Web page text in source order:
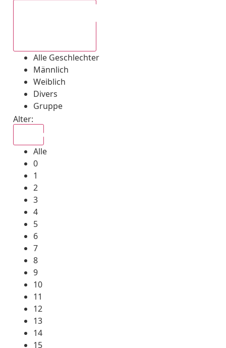
Alle Geschlechter
Männlich
Weiblich
Divers
Gruppe
Alter:
Alle
0
1
2
3
4
5
6
7
8
9
10
11
12
13
14
15